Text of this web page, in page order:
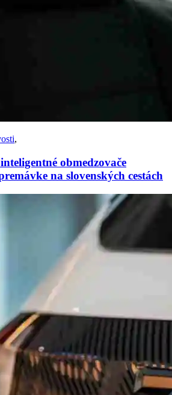
,
obmedzovače
na slovenských cestách